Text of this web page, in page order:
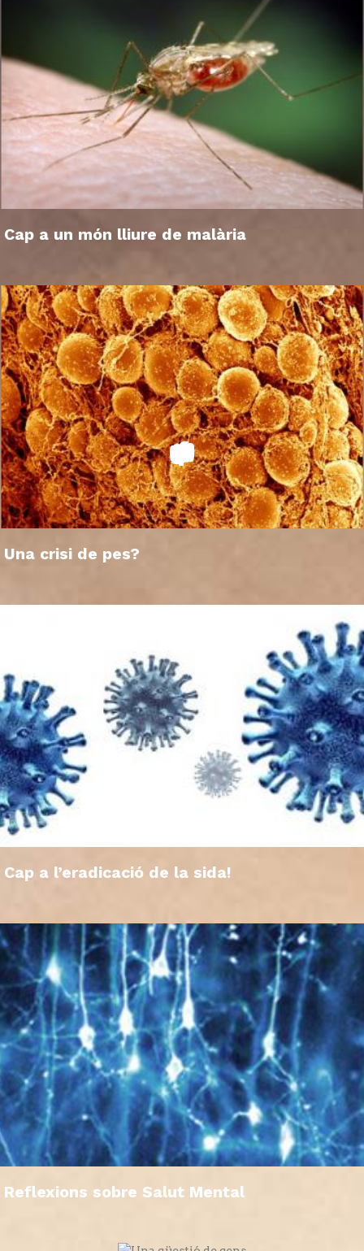
Cap a un món lliure de malària
Una crisi de pes?
Cap a l’eradicació de la sida!
Reflexions sobre Salut Mental